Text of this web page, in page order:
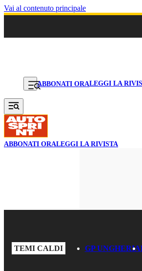
Vai al contenuto principale
ABBONATI ORALEGGI LA
ABBONATI ORALEGGI LA RIVISTA
TEMI CALDI GP UNGHERIA